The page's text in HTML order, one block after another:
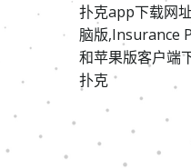
扑克app下载网
脑版,Insurance
和苹果版客户端
扑克